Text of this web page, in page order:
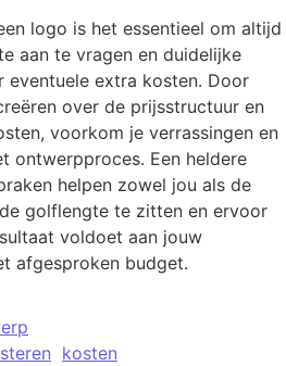
logo is het essentieel om altijd
aan te vragen en duidelijke
eventuele extra kosten. Door
over de prijsstructuur en
voorkom je verrassingen en
ontwerpproces. Een heldere
helpen zowel jou als de
golflengte te zitten en ervoor
voldoet aan jouw
afgesproken budget.
kosten